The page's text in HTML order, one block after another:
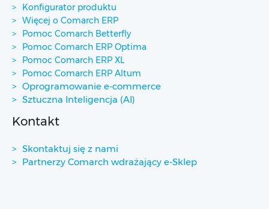
Konfigurator produktu
Więcej o Comarch ERP
Pomoc Comarch Betterfly
Pomoc Comarch ERP Optima
Pomoc Comarch ERP XL
Pomoc Comarch ERP Altum
Oprogramowanie e-commerce
Sztuczna Inteligencja (AI)
Kontakt
Skontaktuj się z nami
Partnerzy Comarch wdrażający e-Sklep